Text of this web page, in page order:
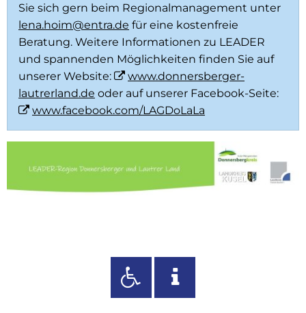
Sie sich gern beim Regionalmanagement unter
lena.hoim@entra.de für eine kostenfreie
Beratung. Weitere Informationen zu LEADER
und spannenden Möglichkeiten finden Sie auf
unserer Website:
www.donnersberger-
lautrerland.de oder auf unserer Facebook-Seite:
www.facebook.com/LAGDoLaLa